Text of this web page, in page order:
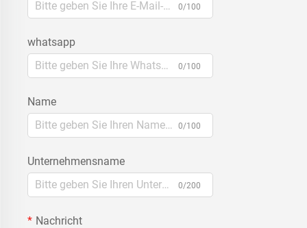
0/100
whatsapp
0/100
Name
0/100
Unternehmensname
0/200
Nachricht